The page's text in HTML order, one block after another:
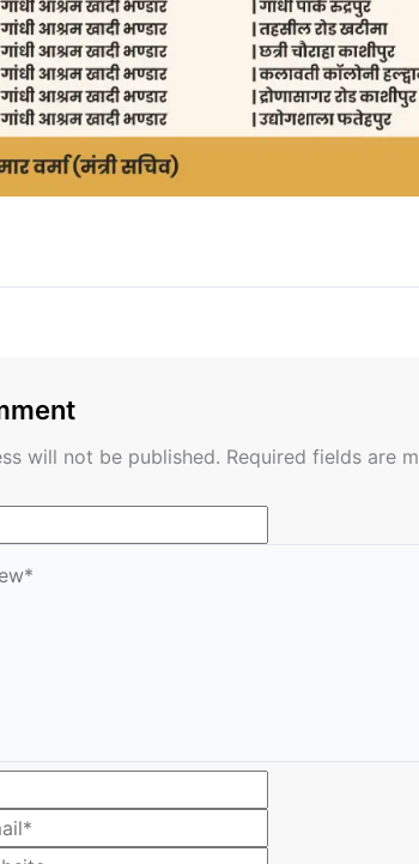
will not be published. Required fields are